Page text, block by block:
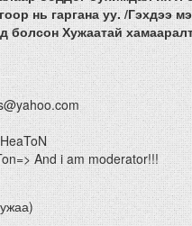
нь гаргана уу. /Гэхдээ
болсон Хужаатай
And i am moderator!!!